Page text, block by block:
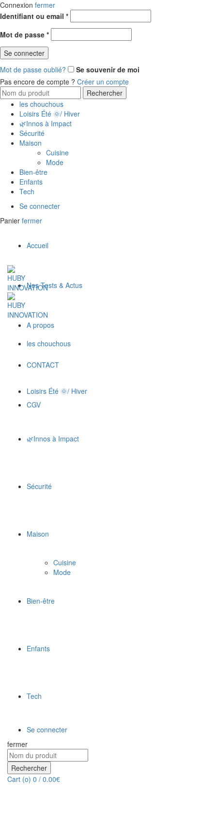
Connexion fermer
Identifiant ou email *
Mot de passe *
Se connecter
Mot de passe oublié?
Se souvenir de moi
Pas encore de compte ? Créer un compte
Rechercher
les chouchous
Loisirs Été 🌞/ Hiver
🌿Innos à Impact
Sécurité
Maison
Cuisine
Mode
Bien-être
Enfants
Tech
Se connecter
Panier fermer
Accueil
Nos Tests & Actus
A propos
CONTACT
CGV
les chouchous
Loisirs Été 🌞/ Hiver
🌿Innos à Impact
Sécurité
Maison
Cuisine
Mode
Bien-être
Enfants
Tech
Se connecter
fermer
Rechercher
Cart (o) 0 / 0.00€